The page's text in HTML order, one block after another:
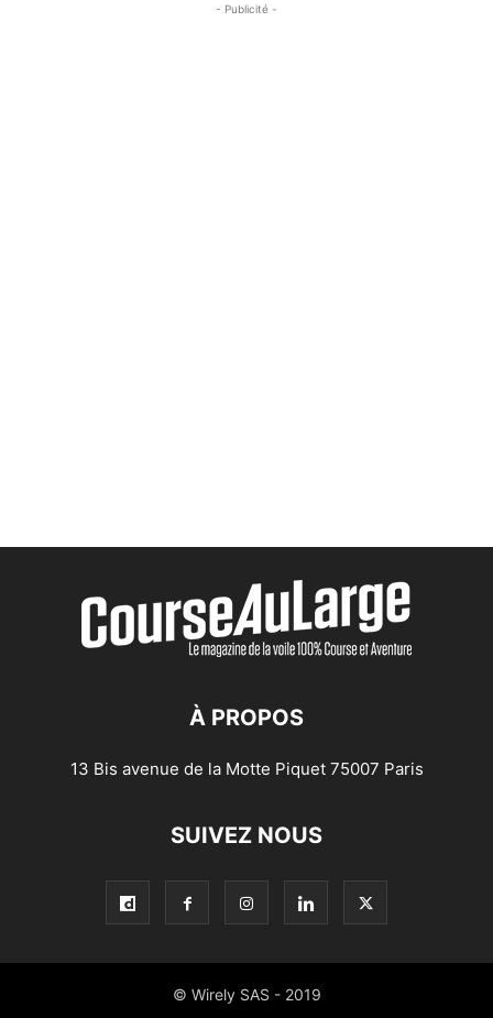
- Publicité -
À PROPOS
13 Bis avenue de la Motte Piquet 75007 Paris
SUIVEZ NOUS
© Wirely SAS - 2019